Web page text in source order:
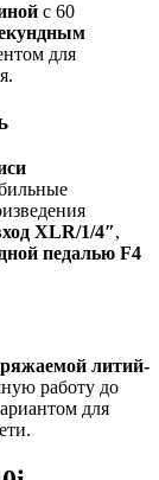
с 60
для
XLR/1/4″,
педалью F4
литий-
работу до
для